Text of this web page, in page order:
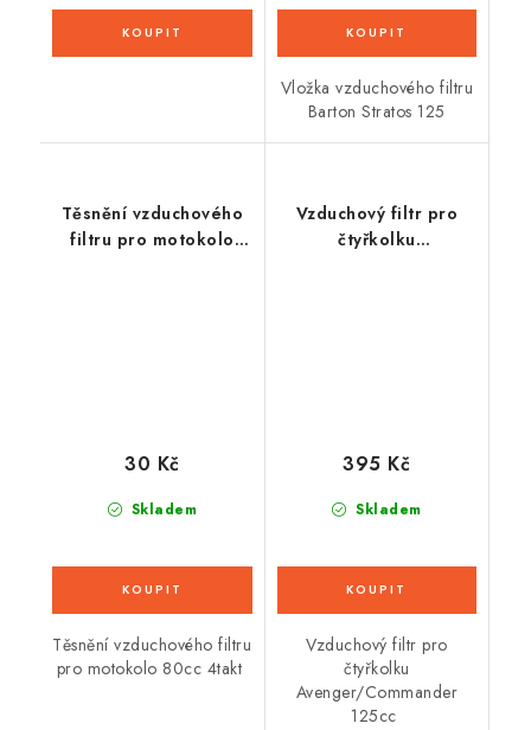
Vložka vzduchového filtru
Barton Stratos 125
Těsnění vzduchového
filtru pro motokolo
Skladem
30 Kč
Těsnění vzduchového filtru
pro motokolo 80cc 4takt
Vzduchový filtr pro
čtyřkolku
Skladem
395 Kč
Vzduchový filtr pro
čtyřkolku
Avenger/Commander
125cc